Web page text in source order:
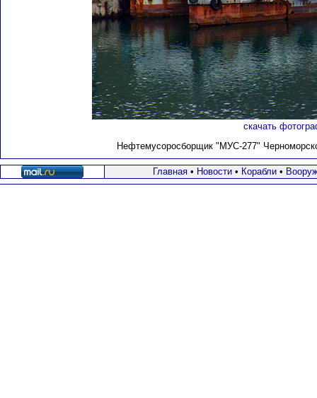
скачать
Нефтемусоросборщик "MУС-277"
Главная• Новости• Корабли•